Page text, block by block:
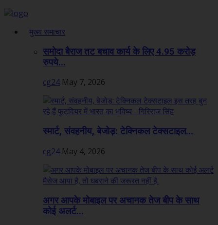
मुख्य समाचार
समोदा बैराज तट बचाव कार्य के लिए 4.95 करोड़
रुपये...
cg24 May 7, 2026
स्मार्ट, संवहनीय, बेजोड़: टेक्निकल टेक्सटाइल...
cg24 May 4, 2026
अगर आपके मोबाइल पर अचानक तेज बीप के साथ
कोई अलर्ट...